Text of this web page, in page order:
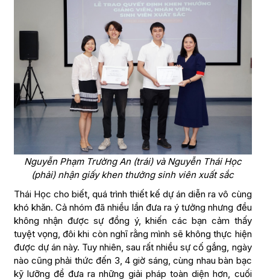
Nguyễn Phạm Trường An (trái) và Nguyễn Thái Học
(phải) nhận giấy khen thưởng sinh viên xuất sắc
Thái Học cho biết, quá trình thiết kế dự án diễn ra vô cùng
khó khăn. Cả nhóm đã nhiều lần đưa ra ý tưởng nhưng đều
không nhận được sự đồng ý, khiến các bạn cảm thấy
tuyệt vọng, đôi khi còn nghĩ rằng mình sẽ không thực hiện
được dự án này. Tuy nhiên, sau rất nhiều sự cố gắng, ngày
nào cũng phải thức đến 3, 4 giờ sáng, cùng nhau bàn bạc
kỹ lưỡng để đưa ra những giải pháp toàn diện hơn, cuối